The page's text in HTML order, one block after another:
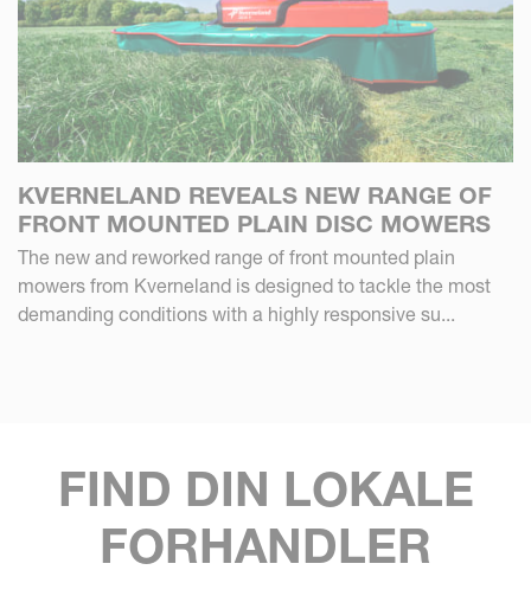
KVERNELAND REVEALS NEW RANGE OF
FRONT MOUNTED PLAIN DISC MOWERS
The new and reworked range of front mounted plain
mowers from Kverneland is designed to tackle the most
demanding conditions with a highly responsive su...
FIND DIN LOKALE
FORHANDLER